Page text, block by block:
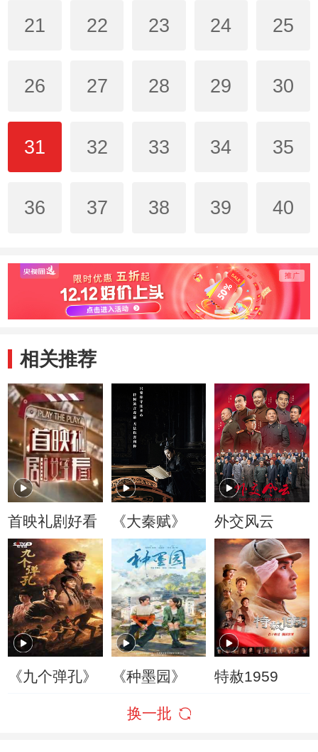
21 22 23 24 25
26 27 28 29 30
31 32 33 34 35
36 37 38 39 40
相关推荐
首映礼剧好看 《大秦赋》 外交风云
《九个弹孔》 《种墨园》 特赦1959
换一批